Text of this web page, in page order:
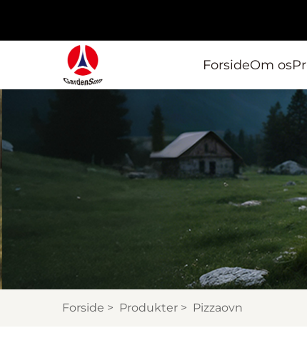
ForsideOm os
Forside > Produkter > Pizzaovn